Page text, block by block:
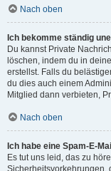
Nach oben
Ich bekomme ständig
Du kannst Private
löschen, indem du in
erstellst. Falls du
du dies auch einem
Mitglied dann verbieten,
Nach oben
Ich habe eine Spam-E-
Es tut uns leid, das zu
Sicherheitsvorkehrungen,